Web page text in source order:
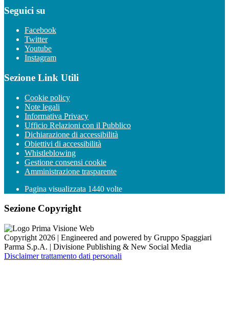
Seguici su
Facebook
Twitter
Youtube
Instagram
Sezione Link Utili
Cookie policy
Note legali
Informativa Privacy
Ufficio Relazioni con il Pubblico
Dichiarazione di accessibilità
Obiettivi di accessibilità
Whistleblowing
Gestione consensi cookie
Amministrazione trasparente
Pagina visualizzata 1440 volte
Sezione Copyright
Copyright 2026 | Engineered and powered by Gruppo Spaggiari
Parma S.p.A. | Divisione Publishing & New Social Media
Disclaimer trattamento dati personali